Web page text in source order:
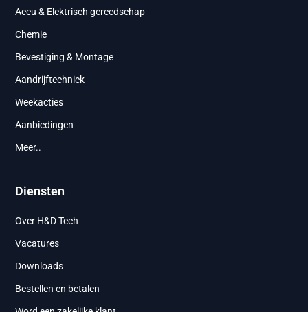
Accu & Elektrisch gereedschap
Chemie
Bevestiging & Montage
Aandrijftechniek
Weekacties
Aanbiedingen
Meer..
Diensten
Over H&D Tech
Vacatures
Downloads
Bestellen en betalen